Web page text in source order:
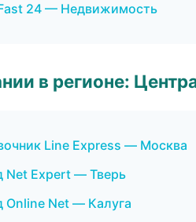
24 — Недвижимость
в регионе:
Line Express — Москва
Net Expert — Тверь
Online Net — Калуга